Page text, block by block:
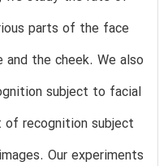
parts of the face
and the cheek. We also
subject to facial
recognition subject
Our experiments